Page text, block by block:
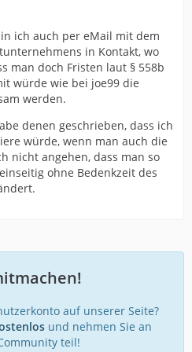
ich auch per eMail mit dem
in Kontakt, wo
man doch Fristen laut § 558b
würde wie bei joe99 die
werden.
denen geschrieben, dass ich
würde, wenn man auch die
nicht angehen, dass man so
ohne Bedenkzeit des
auf unserer Seite?
und nehmen Sie an
teil!